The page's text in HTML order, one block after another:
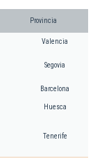
Provincia
Valencia
Segovia
Barcelona
Huesca
Tenerife